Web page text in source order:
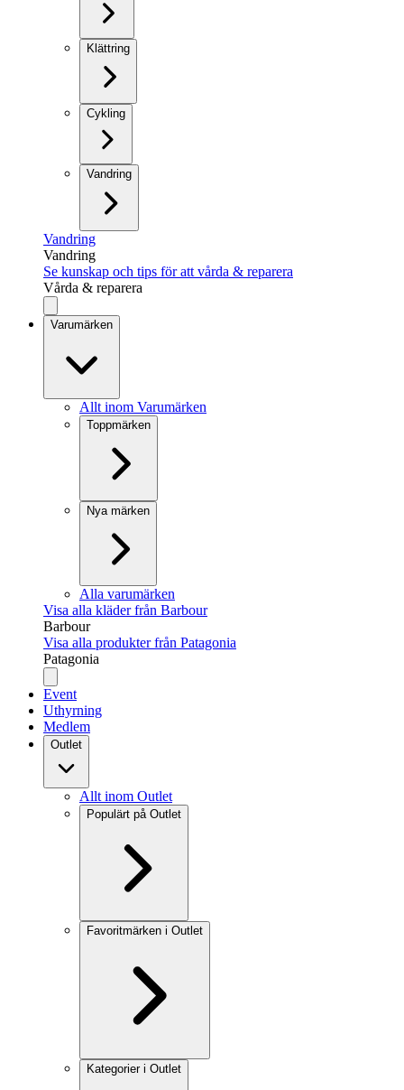
Klättring
Cykling
Vandring
Vandring
Vandring
Se kunskap och tips för att vårda & reparera
Vårda & reparera
Varumärken
Allt inom Varumärken
Toppmärken
Nya märken
Alla varumärken
Visa alla kläder från Barbour
Barbour
Visa alla produkter från Patagonia
Patagonia
Event
Uthyrning
Medlem
Outlet
Allt inom Outlet
Populärt på Outlet
Favoritmärken i Outlet
Kategorier i Outlet